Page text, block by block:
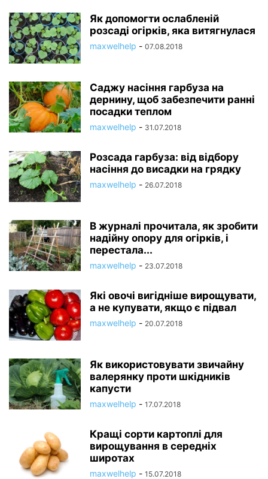
Як допомогти ослабленій
розсаді огірків, яка витягнулася
maxwelhelp - 07.08.2018
Саджу насіння гарбуза на
дернину, щоб забезпечити ранні
посадки теплом
maxwelhelp - 31.07.2018
Розсада гарбуза: від відбору
насіння до висадки на грядку
maxwelhelp - 26.07.2018
В журналі прочитала, як зробити
надійну опору для огірків, і
перестала...
maxwelhelp - 23.07.2018
Які овочі вигідніше вирощувати,
а не купувати, якщо є підвал
maxwelhelp - 20.07.2018
Як використовувати звичайну
валерянку проти шкідників
капусти
maxwelhelp - 17.07.2018
Кращі сорти картоплі для
вирощування в середніх
широтах
maxwelhelp - 15.07.2018